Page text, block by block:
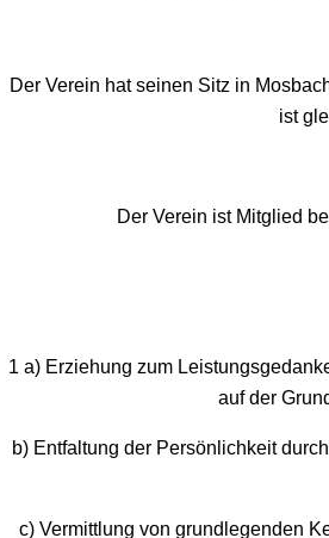
Der Verein hat seinen Sitz in
ist
Der Verein ist Mitglied
1 a) Erziehung zum
auf der
b) Entfaltung der Persönlichkeit
c) Vermittlung von grundlegenden